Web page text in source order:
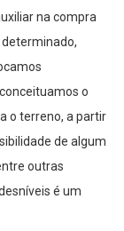
na compra
o
o terreno, a partir
de algum
outras
é um